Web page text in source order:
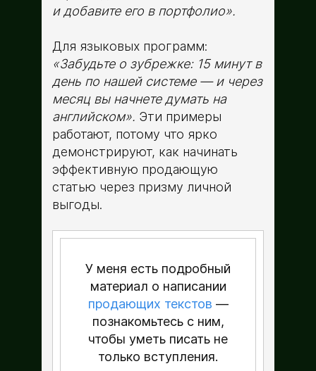
и добавите его в портфолио».
Для языковых программ:
«Забудьте о зубрежке: 15 минут в
день по нашей системе — и через
месяц вы начнете думать на
английском». Эти примеры
работают, потому что ярко
демонстрируют, как начинать
эффективную продающую
статью через призму личной
выгоды.
У меня есть подробный
материал о написании
продающих текстов —
познакомьтесь с ним,
чтобы уметь писать не
только вступления.